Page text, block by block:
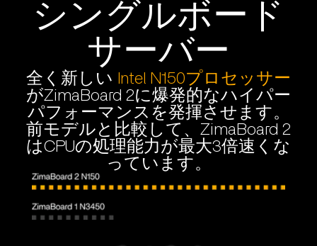
シングルボード
サーバー
全く新しい Intel N150プロセッサー
がZimaBoard 2に爆発的なハイパー
パフォーマンスを発揮させます。
前モデルと比較して、ZimaBoard 2
はCPUの処理能力が最大3倍速くな
っています。